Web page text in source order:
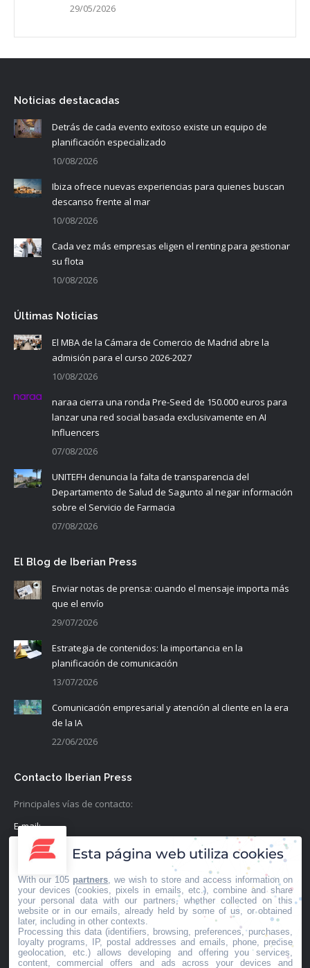
29/05/2026
Noticias destacadas
Detrás de cada evento exitoso existe un equipo de
planificación especializado
10/08/2026
Ibiza ofrece nuevas experiencias para quienes buscan
descanso frente al mar
10/08/2026
Cada vez más empresas eligen el renting para gestionar
su flota
10/08/2026
Últimas Noticias
El MBA de la Cámara de Comercio de Madrid abre la
admisión para el curso 2026-2027
10/08/2026
naraa cierra una ronda Pre-Seed de 150.000 euros para
lanzar una red social basada exclusivamente en AI
Influencers
07/08/2026
UNITEFH denuncia la falta de transparencia del
Departamento de Salud de Sagunto al negar información
sobre el Servicio de Farmacia
07/08/2026
El Blog de Iberian Press
Enviar notas de prensa: cuando el mensaje importa más
que el envío
29/07/2026
Estrategia de contenidos: la importancia en la
planificación de comunicación
13/07/2026
Comunicación empresarial y atención al cliente en la era
de la IA
22/06/2026
Contacto Iberian Press
Principales vías de contacto:
E-mail:
info@iberianpress.es
+34 911863556
Fax:
+34 911863556
Encuéntranos en:
Esta página web utiliza cookies
With our 105 partners , we wish to store and access information on
your devices (cookies, pixels in emails, etc.), combine and share
your personal data with our partners, whether collected on this
website or in our emails, already held by some of us, or obtained
later, including in other contexts.
Processing this data (identifiers, browsing, preferences, purchases,
loyalty programs, IP, postal addresses and emails, phone, precise
geolocation, etc.) allows developing and offering you services,
content, commercial offers and ads across your devices and